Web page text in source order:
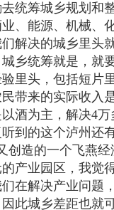
统筹城乡规划和
、能源、机械、
解决的城乡里头
乡统筹就是，就
里头，包括短片
带来的实际收入
酒为主，解决4
到的这个泸州还
造的一个飞燕
产业园区，我觉
在解决产业问题
此城乡差距也就